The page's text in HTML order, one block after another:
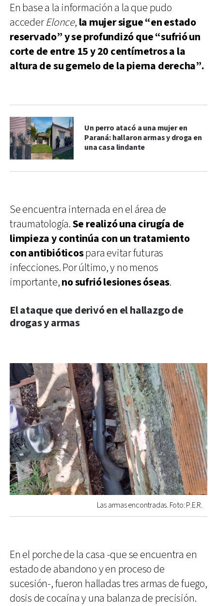
En base a la información a la que pudo
accederElonce, la mujer sigue “en estado
reservado” y se profundizó que “sufrió un
corte de entre 15 y 20 centímetros a la
altura de su gemelo de la pierna derecha”.
Un perro atacó a una mujer en
Paraná: hallaron armas y droga en
una casa lindante
Se encuentra internada en el área de
traumatología.Se realizó una cirugía de
limpieza y continúa con un tratamiento
con antibióticospara evitar futuras
infecciones. Por último, y no menos
importante,no sufrió lesiones óseas.
El ataque que derivó en el hallazgo de
drogas y armas
Las armas encontradas. Foto: P.E.R.
En el porche de la casa -que se encuentra en
estado de abandono y en proceso de
sucesión-, fueron halladas tres armas de fuego,
dosis de cocaína y una balanza de precisión.